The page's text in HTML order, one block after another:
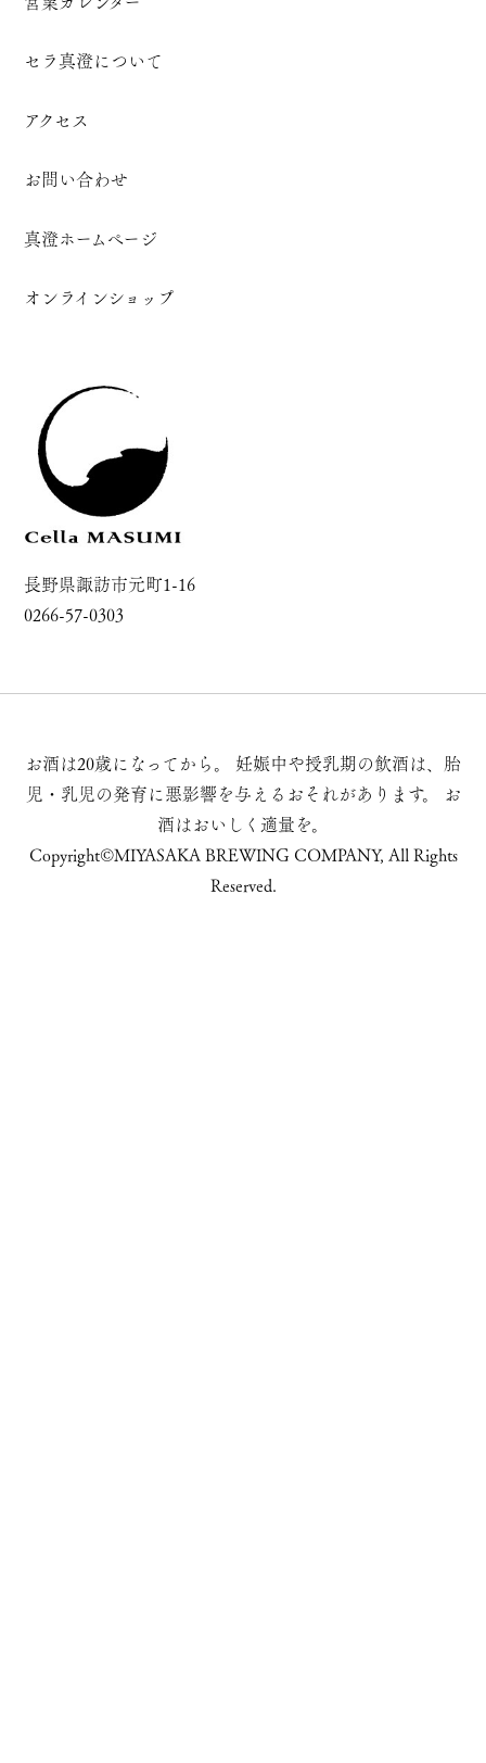
セラ真澄について
アクセス
お問い合わせ
真澄ホームページ
オンラインショップ
長野県諏訪市元町1-16
0266-57-0303
お酒は20歳になってから。
妊娠中や授乳期の飲酒は、胎
児・乳児の発育に悪影響を与えるおそれがあります。
お
酒はおいしく適量を。
Copyright©MIYASAKA BREWING COMPANY, All Rights
Reserved.